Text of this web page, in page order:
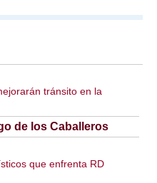
tránsito en la
de los Caballeros
que enfrenta RD